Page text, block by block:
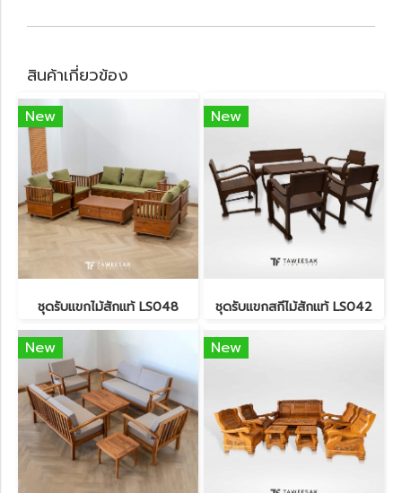
สินค้าเกี่ยวข้อง
New
ชุดรับแขกไม้สักแท้ LS048
New
ชุดรับแขกสกีไม้สักแท้ LS042
New New